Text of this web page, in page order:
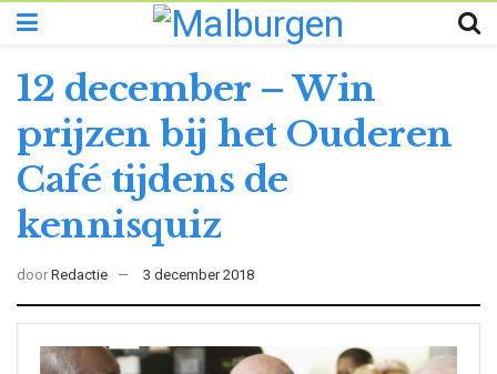
12 december – Win
prijzen bij het Ouderen
Café tijdens de
kennisquiz
door Redactie 3 december 2018